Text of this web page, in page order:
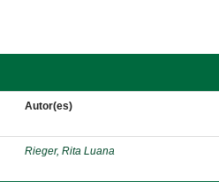
Autor(es)
Rieger, Rita Luana